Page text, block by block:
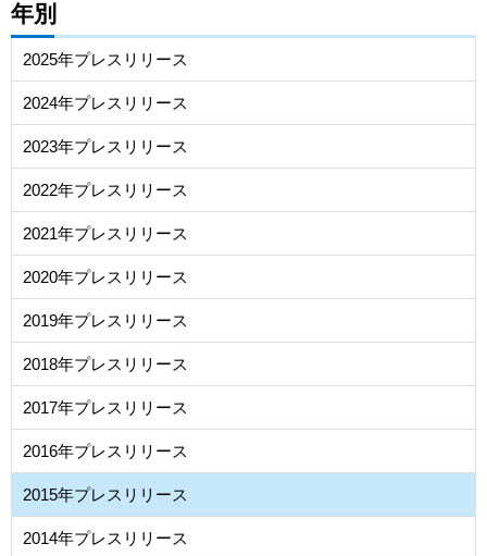
年別
2025年プレスリリース
2024年プレスリリース
2023年プレスリリース
2022年プレスリリース
2021年プレスリリース
2020年プレスリリース
2019年プレスリリース
2018年プレスリリース
2017年プレスリリース
2016年プレスリリース
2015年プレスリリース
2014年プレスリリース